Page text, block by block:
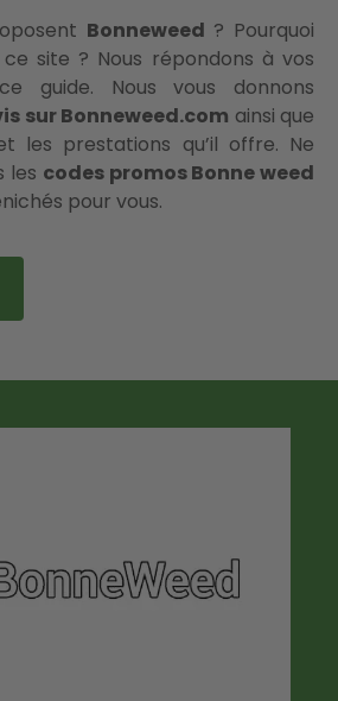
Bonneweed ? Pourquoi
site ? Nous répondons à vos
guide. Nous vous donnons
sur Bonneweed.com ainsi que
les prestations qu’il offre. Ne
les codes promos Bonne weed
pour vous.